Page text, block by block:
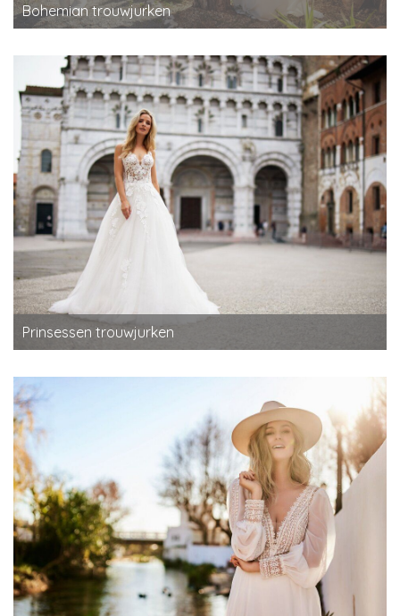
Bohemian trouwjurken
Prinsessen trouwjurken